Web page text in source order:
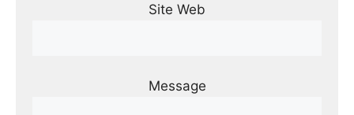
Site Web
Message